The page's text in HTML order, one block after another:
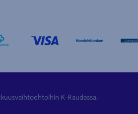
K-Raudassa.